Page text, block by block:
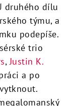
druhého dílu
týmu, a
podepíše.
trio
,Justin K.
a po